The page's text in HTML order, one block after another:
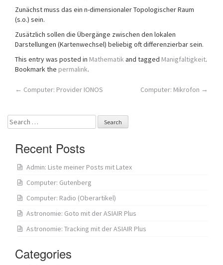
Zunächst muss das ein n-dimensionaler Topologischer Raum
(s.o.) sein.
Zusätzlich sollen die Übergänge zwischen den lokalen
Darstellungen (Kartenwechsel) beliebig oft differenzierbar sein.
This entry was posted in Mathematikand tagged Manigfaltigkeit.
Bookmark the permalink.
Post
navigation
← Computer: Provider IONOS Computer: Mikrofon →
Search
for:
Recent Posts
Admin: Liste meiner Posts mit Latex
Computer: Gutenberg
Computer: Radio (Oberartikel)
Astronomie: Goto mit der ASIAIR Plus
Astronomie: Tracking mit der ASIAIR Plus
Categories